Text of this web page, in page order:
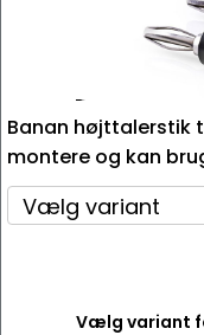
Banan højttalerstik
montere og kan
Vælg variant